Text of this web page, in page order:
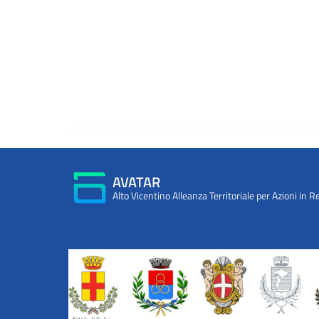
AVATAR
Alto Vicentino Alleanza Territoriale per Azioni in